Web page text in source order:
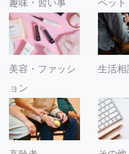
趣味・習い事 ペット
美容・ファッシ
ョン
生活相